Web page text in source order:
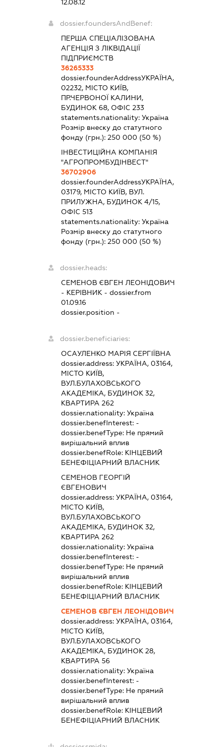
12.08.12
dossier.foundersAndBenef:
ПЕРША СПЕЦІАЛІЗОВАНА
АГЕНЦІЯ З ЛІКВІДАЦІЇ
ПІДПРИЄМСТВ
36265333
dossier.founderAddressУКРАЇНА,
02232, МІСТО КИЇВ,
ПР.ЧЕРВОНОЇ КАЛИНИ,
БУДИНОК 68, ОФІС 233
statements.nationality: Україна
Розмір внеску до статутного
фонду (грн.): 250 000 (50 %)
ІНВЕСТИЦІЙНА КОМПАНІЯ
"АГРОПРОМБУДІНВЕСТ"
36702906
dossier.founderAddressУКРАЇНА,
03179, МІСТО КИЇВ, ВУЛ.
ПРИЛУЖНА, БУДИНОК 4/15,
ОФІС 513
statements.nationality: Україна
Розмір внеску до статутного
фонду (грн.): 250 000 (50 %)
dossier.heads:
СЕМЕНОВ ЄВГЕН ЛЕОНІДОВИЧ
- КЕРІВНИК- dossier.from
01.09.16
dossier.position -
dossier.beneficiaries:
ОСАУЛЕНКО МАРІЯ СЕРГІЇВНА
dossier.address: УКРАЇНА, 03164,
МІСТО КИЇВ,
ВУЛ.БУЛАХОВСЬКОГО
АКАДЕМІКА, БУДИНОК 32,
КВАРТИРА 262
dossier.nationality: Україна
dossier.benefInterest: -
dossier.benefType: Не прямий
вирішальний вплив
dossier.benefRole: КІНЦЕВИЙ
БЕНЕФІЦІАРНИЙ ВЛАСНИК
СЕМЕНОВ ГЕОРГІЙ
ЄВГЕНОВИЧ
dossier.address: УКРАЇНА, 03164,
МІСТО КИЇВ,
ВУЛ.БУЛАХОВСЬКОГО
АКАДЕМІКА, БУДИНОК 32,
КВАРТИРА 262
dossier.nationality: Україна
dossier.benefInterest: -
dossier.benefType: Не прямий
вирішальний вплив
dossier.benefRole: КІНЦЕВИЙ
БЕНЕФІЦІАРНИЙ ВЛАСНИК
СЕМЕНОВ ЄВГЕН ЛЕОНІДОВИЧ
dossier.address: УКРАЇНА, 03164,
МІСТО КИЇВ,
ВУЛ.БУЛАХОВСЬКОГО
АКАДЕМІКА, БУДИНОК 28,
КВАРТИРА 56
dossier.nationality: Україна
dossier.benefInterest: -
dossier.benefType: Не прямий
вирішальний вплив
dossier.benefRole: КІНЦЕВИЙ
БЕНЕФІЦІАРНИЙ ВЛАСНИК